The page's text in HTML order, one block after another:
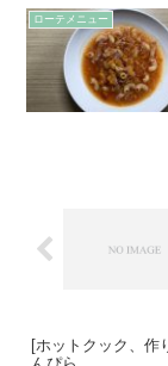
ローテメニュー
[ホットクック、作